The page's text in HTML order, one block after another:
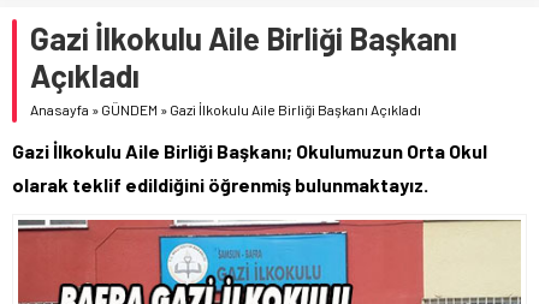
YÖNETİCİ SEÇERKEN YAPILAN EN BÜYÜK HATALAR
13.798,82
DOLAR
47,5939
54,9646
Gazi İlkokulu Aile Birliği Başkanı
Açıkladı
Anasayfa » GÜNDEM » Gazi İlkokulu Aile Birliği Başkanı Açıkladı
Gazi İlkokulu Aile Birliği Başkanı; Okulumuzun Orta Okul
olarak teklif edildiğini öğrenmiş bulunmaktayız.